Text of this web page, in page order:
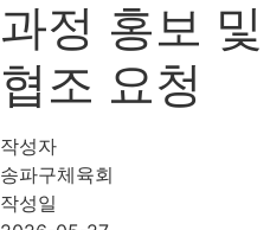
과정 홍보
협조 요청
작성자
송파구체육회
작성일